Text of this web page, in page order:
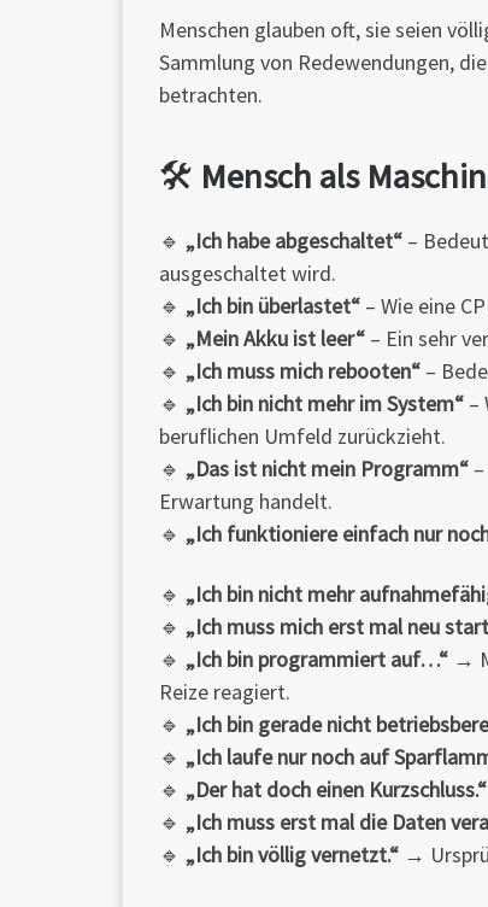
Menschen glauben oft, sie seien
Sammlung von Redewendungen,
betrachten.
🛠 Mensch als
🔹 „Ich habe abgeschaltet“ –
ausgeschaltet wird.
🔹 „Ich bin überlastet“ – Wie eine
🔹 „Mein Akku ist leer“ – Ein sehr
🔹 „Ich muss mich rebooten“ –
🔹 „Ich bin nicht mehr im System“ –
beruflichen Umfeld zurückzieht.
🔹 „Das ist nicht mein Programm“
Erwartung handelt.
🔹 „Ich funktioniere einfach nur
🔹 „Ich bin nicht mehr
🔹 „Ich muss mich erst mal neu
🔹 „Ich bin programmiert auf…“ →
Reize reagiert.
🔹 „Ich bin gerade nicht
🔹 „Ich laufe nur noch auf
🔹 „Der hat doch einen Kurzschluss.“
🔹 „Ich muss erst mal die Daten
🔹 „Ich bin völlig vernetzt.“ →